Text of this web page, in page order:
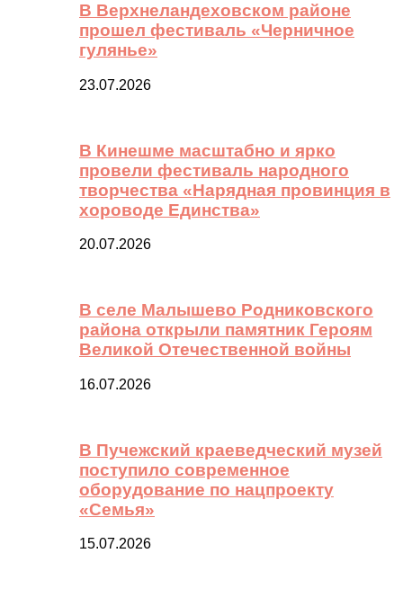
В Верхнеландеховском районе
прошел фестиваль «Черничное
гулянье»
23.07.2026
В Кинешме масштабно и ярко
провели фестиваль народного
творчества «Нарядная провинция в
хороводе Единства»
20.07.2026
В селе Малышево Родниковского
района открыли памятник Героям
Великой Отечественной войны
16.07.2026
В Пучежский краеведческий музей
поступило современное
оборудование по нацпроекту
«Семья»
15.07.2026